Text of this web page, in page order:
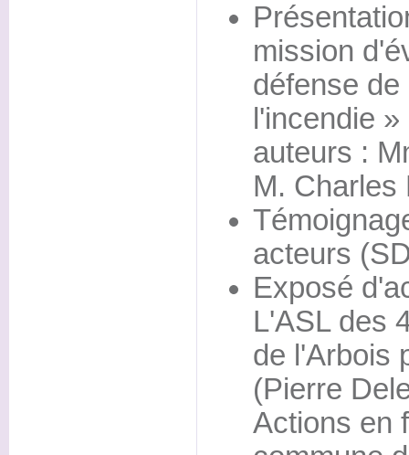
mission
défense
l'incendie
auteurs :
M. Charles
acteurs
Exposé
L'ASL des
de l'Arbois
(Pierre
Actions en